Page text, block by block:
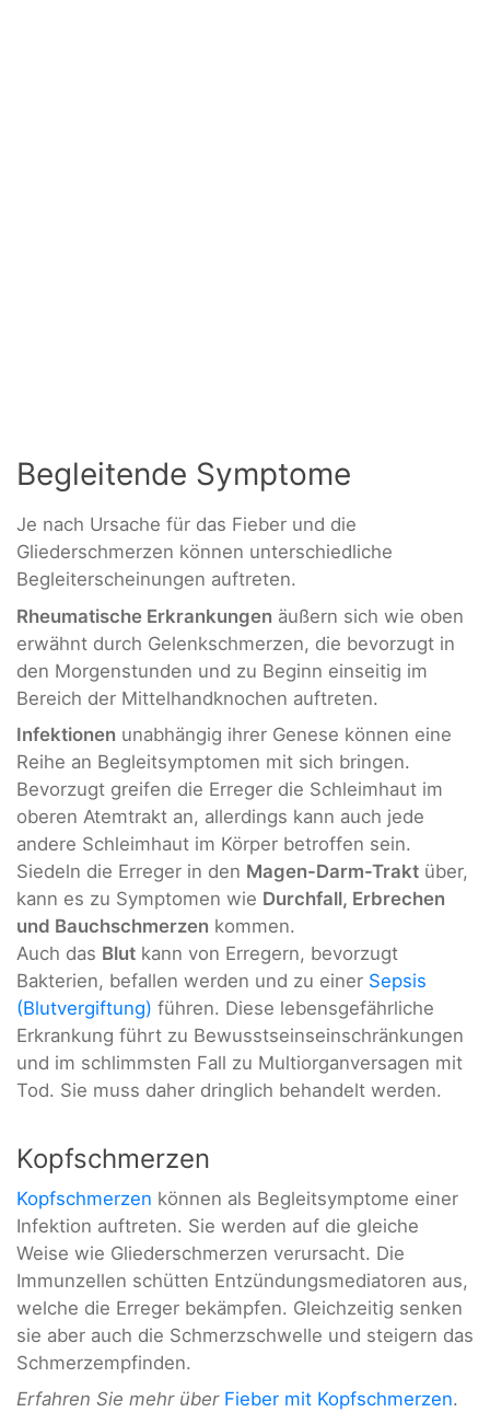
Begleitende Symptome
Je nach Ursache für das Fieber und die
Gliederschmerzen können unterschiedliche
Begleiterscheinungen auftreten.
Rheumatische Erkrankungen äußern sich wie oben
erwähnt durch Gelenkschmerzen, die bevorzugt in
den Morgenstunden und zu Beginn einseitig im
Bereich der Mittelhandknochen auftreten.
Infektionen unabhängig ihrer Genese können eine
Reihe an Begleitsymptomen mit sich bringen.
Bevorzugt greifen die Erreger die Schleimhaut im
oberen Atemtrakt an, allerdings kann auch jede
andere Schleimhaut im Körper betroffen sein.
Siedeln die Erreger in den Magen-Darm-Trakt über,
kann es zu Symptomen wie Durchfall, Erbrechen
und Bauchschmerzen kommen.
Auch das Blut kann von Erregern, bevorzugt
Bakterien, befallen werden und zu einer Sepsis
(Blutvergiftung) führen. Diese lebensgefährliche
Erkrankung führt zu Bewusstseinseinschränkungen
und im schlimmsten Fall zu Multiorganversagen mit
Tod. Sie muss daher dringlich behandelt werden.
Kopfschmerzen
Kopfschmerzen können als Begleitsymptome einer
Infektion auftreten. Sie werden auf die gleiche
Weise wie Gliederschmerzen verursacht. Die
Immunzellen schütten Entzündungsmediatoren aus,
welche die Erreger bekämpfen. Gleichzeitig senken
sie aber auch die Schmerzschwelle und steigern das
Schmerzempfinden.
Erfahren Sie mehr über Fieber mit Kopfschmerzen.